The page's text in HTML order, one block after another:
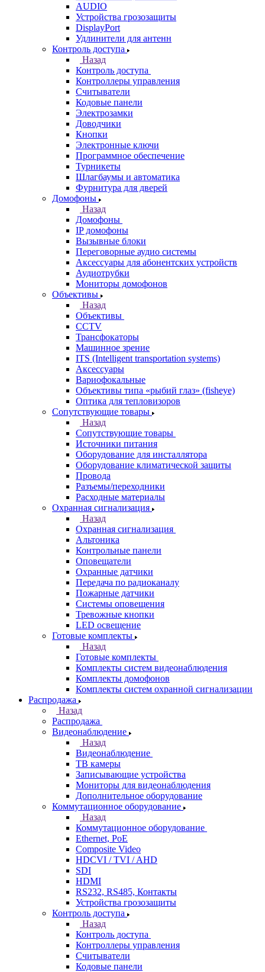
AUDIO
Устройства грозозащиты
DisplayPort
Удлинители для антенн
Контроль доступа
Назад
Контроль доступа
Контроллеры управления
Считыватели
Кодовые панели
Электрозамки
Доводчики
Кнопки
Электронные ключи
Программное обеспечение
Турникеты
Шлагбаумы и автоматика
Фурнитура для дверей
Домофоны
Назад
Домофоны
IP домофоны
Вызывные блоки
Переговорные аудио системы
Аксессуары для абонентских устройств
Аудиотрубки
Мониторы домофонов
Объективы
Назад
Объективы
CCTV
Трансфокаторы
Машинное зрение
ITS (Intelligent transportation systems)
Аксессуары
Вариофокальные
Объективы типа «рыбий глаз» (fisheye)
Оптика для тепловизоров
Сопутствующие товары
Назад
Сопутствующие товары
Источники питания
Оборудование для инсталлятора
Оборудование климатической защиты
Провода
Разъемы/переходники
Расходные материалы
Охранная сигнализация
Назад
Охранная сигнализация
Альтоника
Контрольные панели
Оповещатели
Охранные датчики
Передача по радиоканалу
Пожарные датчики
Системы оповещения
Тревожные кнопки
LED освещение
Готовые комплекты
Назад
Готовые комплекты
Комплекты систем видеонаблюдения
Комплекты домофонов
Комплекты систем охранной сигнализации
Распродажа
Назад
Распродажа
Видеонаблюдение
Назад
Видеонаблюдение
ТВ камеры
Записывающие устройства
Мониторы для видеонаблюдения
Дополнительное оборудование
Коммутационное оборудование
Назад
Коммутационное оборудование
Ethernet, PoE
Composite Video
HDCVI / TVI / AHD
SDI
HDMI
RS232, RS485, Контакты
Устройства грозозащиты
Контроль доступа
Назад
Контроль доступа
Контроллеры управления
Считыватели
Кодовые панели